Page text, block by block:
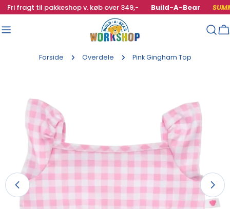
Gå
til
indhold
Fri fragt til pakkeshop v. køb over 349,- Build-A-Bear
Forside Overdele Pink Gingham Top
produktinfo
medie 0 i fuld visning